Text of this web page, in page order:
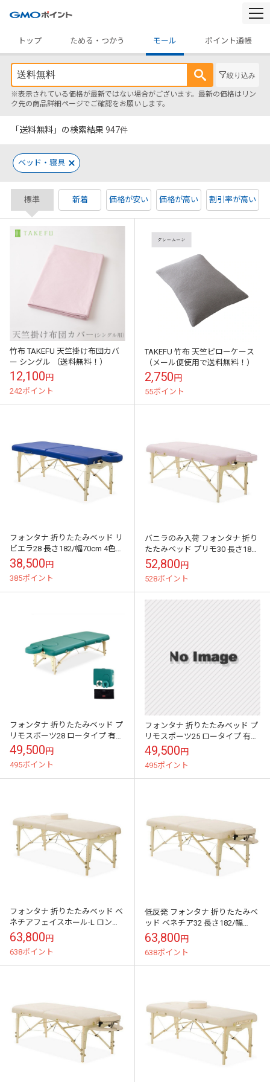
トップ
ためる・つかう モール ポイント通帳
絞り込み
※表示されている価格が最新ではない場合がございます。最新の価格はリン
ク先の商品詳細ページでご確認をお願いします。
「送料無料」の検索結果 947件
ベッド・寝具
標準 新着 価格が安い 価格が高い 割引率が高い
竹布 TAKEFU 天竺掛け布団カバ
ー シングル （送料無料！）
12,100円
242ポイント
TAKEFU 竹布 天竺ピローケース
（メール便使用で送料無料！）
2,750円
55ポイント
フォンタナ 折りたたみベッド リ
ビエラ28 長さ182/幅70cm 4色
木製【送料無料】
38,500円
385ポイント
バニラのみ入荷 フォンタナ 折り
たたみベッド プリモ30 長さ182/
幅75cm 3色【送料無料】
52,800円
528ポイント
フォンタナ 折りたたみベッド プ
リモスポーツ28 ロータイプ 有孔
長さ182/幅70cm 2色【送料無
料】
49,500円
495ポイント
フォンタナ 折りたたみベッド プ
リモスポーツ25 ロータイプ 有孔
長さ182/幅63cm 2色【送料無
料】
49,500円
495ポイント
フォンタナ 折りたたみベッド ベ
ネチアフェイスホール-L ロング
タイプ 長さ192/幅75cm 1色 木製
【送料無料】
63,800円
638ポイント
低反発 フォンタナ 折りたたみベ
ッド ベネチア32 長さ182/幅
80cm 1色 木製【送料無料】
63,800円
638ポイント